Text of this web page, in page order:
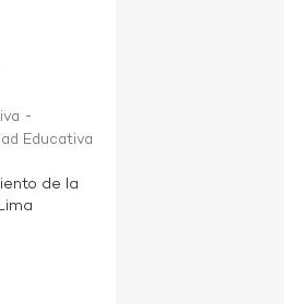
-
Educativa
de la